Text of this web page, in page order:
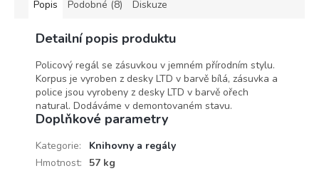
Popis Podobné (8) Diskuze
Detailní popis produktu
Policový regál se zásuvkou v jemném přírodním stylu.
Korpus je vyroben z desky LTD v barvě bílá, zásuvka a
police jsou vyrobeny z desky LTD v barvě ořech
natural. Dodáváme v demontovaném stavu.
Doplňkové parametry
Kategorie:
Knihovny a regály
Hmotnost:
57 kg